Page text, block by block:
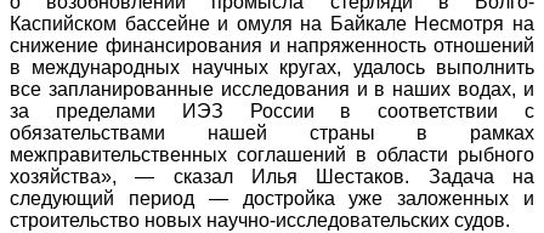
Каспийском бассейне и омуля на Байкале Несмотря на
снижение финансирования и напряженность отношений
в международных научных кругах, удалось выполнить
все запланированные исследования и в наших водах, и
за пределами ИЭЗ России в соответствии с
обязательствами нашей страны в рамках
межправительственных соглашений в области рыбного
хозяйства», — сказал Илья Шестаков. Задача на
следующий период — достройка уже заложенных и
строительство новых научно-исследовательских судов.